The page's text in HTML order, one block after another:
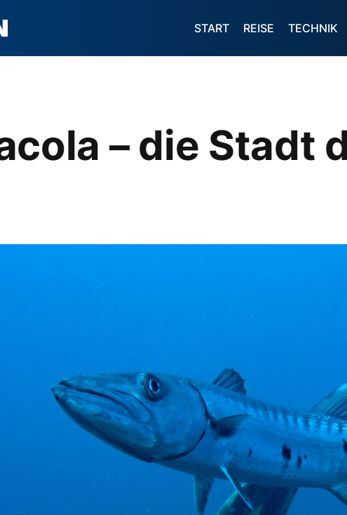
START REISE TECHNIK
– die Stadt